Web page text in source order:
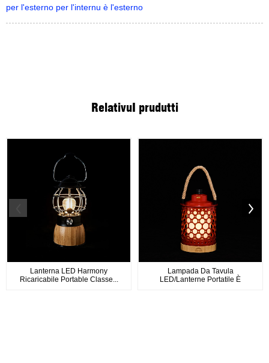
per l'esterno per l'internu è l'esterno
RelativuI prudutti
Lanterna LED Harmony
Ricaricabile Portable Classe...
Lampada Da Tavula
LED/Lanterne Portatile È